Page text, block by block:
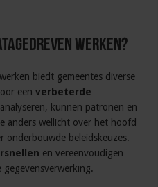
werken?
biedt gemeentes diverse
eenverbeterde
kunnen patronen en
anders wellicht over het hoofd
beleidskeuzes.
en vereenvoudigen